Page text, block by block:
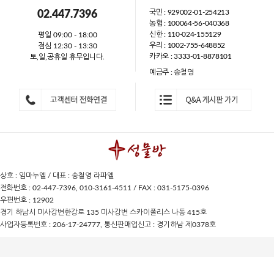
02.447.7396
평일 09:00 - 18:00
점심 12:30 - 13:30
토,일,공휴일 휴무입니다.
국민 : 929002-01-254213
농협 : 100064-56-040368
신한 : 110-024-155129
우리 : 1002-755-648852
카카오 : 3333-01-8878101
예금주 : 송철영
상호 : 임마누엘 / 대표 : 송철영 라파엘
전화번호 : 02-447-7396, 010-3161-4511 / FAX : 031-5175-0396
우편번호 : 12902
경기 하남시 미사강변한강로 135 미사강변 스카이폴리스 나동 415호
사업자등록번호 : 206-17-24777, 통신판매업신고 : 경기하남 제0378호